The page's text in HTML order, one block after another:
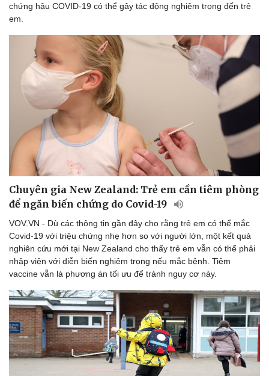
chứng hậu COVID-19 có thể gây tác động nghiêm trọng đến trẻ
em.
Chuyên gia New Zealand: Trẻ em cần tiêm phòng
để ngăn biến chứng do Covid-19
VOV.VN - Dù các thông tin gần đây cho rằng trẻ em có thể mắc
Covid-19 với triệu chứng nhẹ hơn so với người lớn, một kết quả
nghiên cứu mới tại New Zealand cho thấy trẻ em vẫn có thể phải
nhập viện với diễn biến nghiêm trọng nếu mắc bệnh. Tiêm
vaccine vẫn là phương án tối ưu để tránh nguy cơ này.